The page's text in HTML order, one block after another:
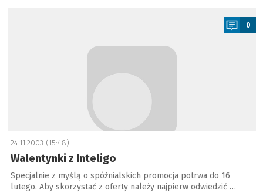
0
24.11.2003 (15:48)
Walentynki z Inteligo
Specjalnie z myślą o spóźnialskich promocja potrwa do 16
lutego. Aby skorzystać z oferty należy najpierw odwiedzić …